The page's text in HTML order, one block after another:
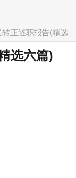
转正述职报告(精选
选六篇)